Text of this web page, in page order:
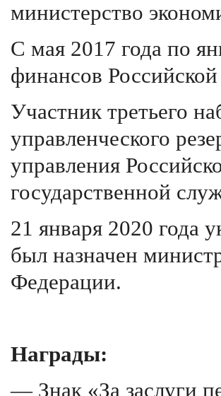
министерство
C мая 2017 года по
финансов
Участник третьего
управленческого
управления
государственной
21 января 2020 года
был назначен
Федерации.
Награды:
— Знак «За заслуги